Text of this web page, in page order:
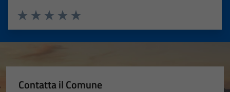
Valuta 5 stelle su 5
Valuta 4 stelle su 5
Valuta 3 stelle su 5
Valuta 2 stelle su 5
Valuta 1 stelle su 5
Contatta il Comune